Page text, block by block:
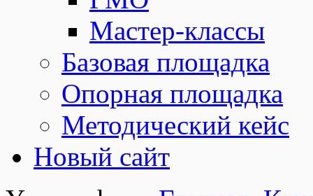
Мастер-классы
Базовая площадка
Опорная площадка
Методический кейс
Новый сайт